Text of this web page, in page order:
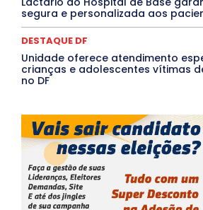
segura e personalizada aos
DESTAQUE DF
Unidade oferece atendimento
crianças e adolescentes vítimas
no DF